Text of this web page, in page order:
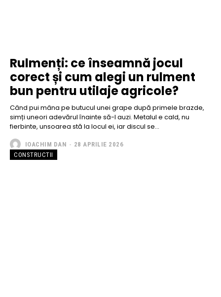
Rulmenți: ce înseamnă jocul
corect și cum alegi un rulment
bun pentru utilaje agricole?
Când pui mâna pe butucul unei grape după primele brazde,
simți uneori adevărul înainte să-l auzi. Metalul e cald, nu
fierbinte, unsoarea stă la locul ei, iar discul se...
IOACHIM DAN - 28 APRILIE 2026
CONSTRUCTII